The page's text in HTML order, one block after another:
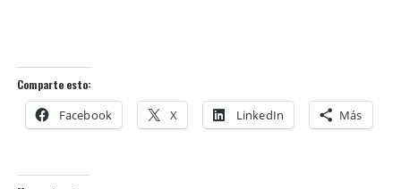
Comparte esto:
Facebook X LinkedIn Más